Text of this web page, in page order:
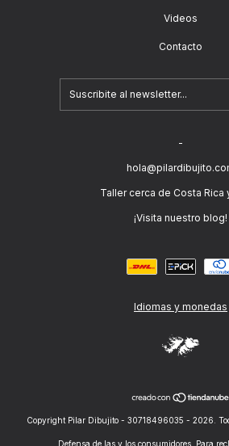
Videos
Contacto
-
Taller cerca de Costa Rica
¡Visita nuestro blog!
Idiomas y monedas
Copyright Pilar Dibujito - 30718496035 - 2026.
Defensa de las y los consumidores. Para